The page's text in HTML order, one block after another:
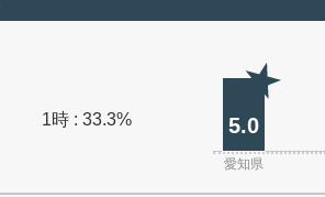
1時 : 33.3% 5.0
愛知県